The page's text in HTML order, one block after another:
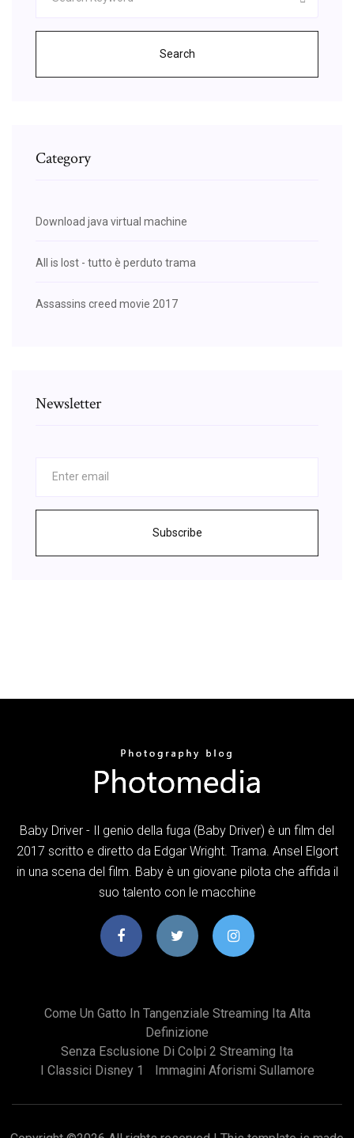
Search
Category
Download java virtual machine
All is lost - tutto è perduto trama
Assassins creed movie 2017
Newsletter
Subscribe
Baby Driver - Il genio della fuga (Baby Driver) è un film del
2017 scritto e diretto da Edgar Wright. Trama. Ansel Elgort
in una scena del film. Baby è un giovane pilota che affida il
suo talento con le macchine
Come Un Gatto In Tangenziale Streaming Ita Alta
Definizione
Senza Esclusione Di Colpi 2 Streaming Ita
I Classici Disney 1
Immagini Aforismi Sullamore